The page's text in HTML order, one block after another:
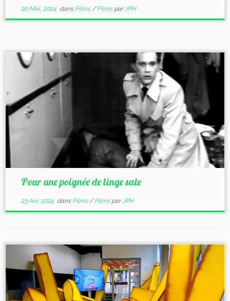
20 Mai, 2024dans Films/Films parJPH
Pour une poignée de linge sale
23 Avr, 2024dans Films/Films parJPH